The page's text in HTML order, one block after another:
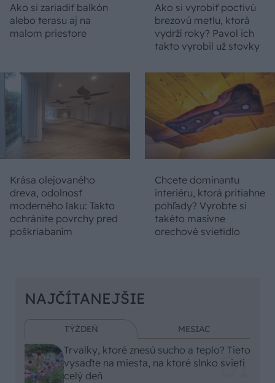
Ako si zariadiť balkón
alebo terasu aj na
malom priestore
Ako si vyrobiť poctivú
brezovú metlu, ktorá
vydrží roky? Pavol ich
takto vyrobil už stovky
Krása olejovaného
dreva, odolnosť
moderného laku: Takto
ochránite povrchy pred
poškriabaním
Chcete dominantu
interiéru, ktorá pritiahne
pohľady? Vyrobte si
takéto masívne
orechové svietidlo
NAJČÍTANEJŠIE
TÝŽDEŇ MESIAC
Trvalky, ktoré znesú sucho a teplo? Tieto
vysaďte na miesta, na ktoré slnko svieti
celý deň